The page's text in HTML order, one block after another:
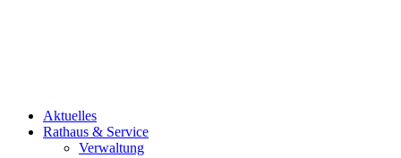
Aktuelles
Rathaus & Service
Verwaltung